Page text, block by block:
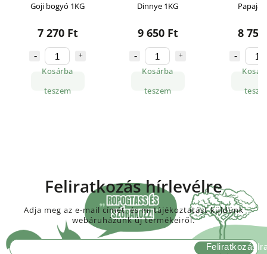
Goji bogyó 1KG
7 270 Ft
Kosárba
teszem
Dinnye 1KG
9 650 Ft
Kosárba
teszem
Papaja
8
Feliratkozás hírlevélre
Adja meg az e-mail címét, és mi tájékoztatást küldünk
webáruházunk új termékeiről.
Feliratkozás